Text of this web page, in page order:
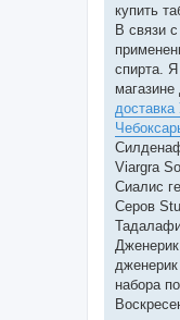
купить
В связи
спирта. Я
Viargra
Сиалис
Серов
набора